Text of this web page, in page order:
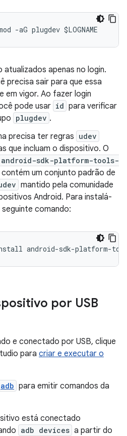
atualizados apenas no login.
precisa sair para que essa
em vigor. Ao fazer login
pode usar id para verificar
plugdev .
precisa ter regras udev
que incluam o dispositivo. O
android-sdk-platform-tools-
contém um conjunto padrão de
mantido pela comunidade
Android. Para instalá-
seguinte comando:
por USB
e conectado por USB, clique
para criar e executar o
adb para emitir comandos da
está conectado
adb devices a partir do